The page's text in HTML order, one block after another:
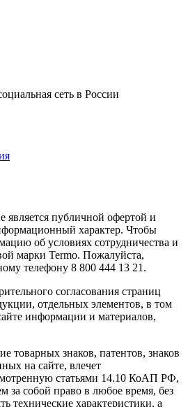
сеть в России
является публичной офертой и
характер. Чтобы
об условиях сотрудничества и
марки Termo. Пожалуйста,
телефону 8 800 444 13 21.
согласования страниц
отдельных элементов, в том
информации и материалов,
товарных знаков, патентов, знаков
на сайте, влечет
статьями 14.10 КоАП РФ,
собой право в любое время, без
технические характеристики, а